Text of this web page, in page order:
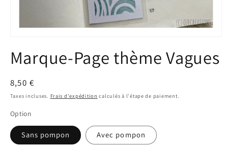
média
1
fenêtre
modale
Marque-Page thème Vagues
Prix
habituel
8,50 €
Taxes incluses. Frais d'expédition calculés à l'étape de paiement.
Option
Sans pompon Avec pompon